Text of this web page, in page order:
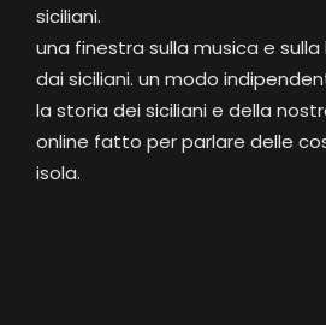
siciliani.
una finestra sulla musica e
dai siciliani. un modo
la storia dei siciliani e della
online fatto per parlare delle
isola.